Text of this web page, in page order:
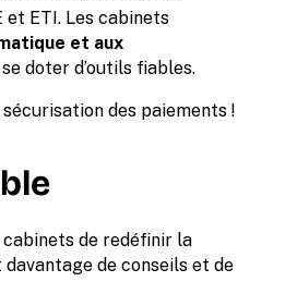
et ETI. Les cabinets
et aux
doter d’outils fiables.
des paiements !
de redéfinir la
de conseils et de